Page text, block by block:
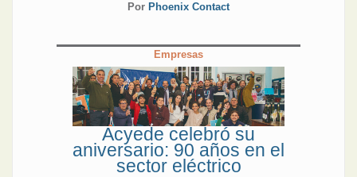
Por Phoenix Contact
Empresas
Acyede celebró su
aniversario: 90 años en el
sector eléctrico